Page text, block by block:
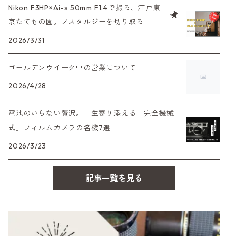
XAシリーズ
C35シリーズ
Leica（ライカ）
バルナック
Mシリーズ
minilux
HASSELBLAD（ハッセルブラッド）
500台シリーズ
Rollei（ローライ）
35シリーズ
RICOH（リコー）
コンパクト
Voigtlander（フォクトレンダー）
Carl Zeiss（カールツァイス）
大判カメラ
デジタルカメラ
フィルムカメラその他
FD（キヤノン）
EF（キヤノン）
OM（オリンパス）
A（ミノルタ（ソニー））
MD（ミノルタ）
CY（ヤシカコンタックス）
プレゼント、贈答用にも！
Nikon F3HP×Ai-s 50mm F1.4で撮る、江戸東
京たてもの園。ノスタルジーを切り取る
2026/3/31
ゴールデンウイーク中の営業について
2026/4/28
電池のいらない贅沢。一生寄り添える「完全機械
式」フィルムカメラの名機7選
2026/3/23
記事一覧を見る